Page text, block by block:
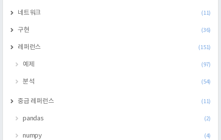
네트워크 (11)
구현 (36)
레퍼런스 (151)
예제 (97)
분석 (54)
중급 레퍼런스 (11)
pandas (2)
numpy (4)